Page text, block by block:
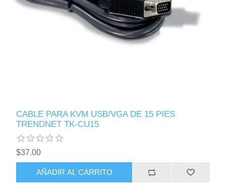
CABLE PARA KVM USB/VGA DE 15 PIES
TRENDNET TK-CU15
$37.00
AÑADIR AL CARRITO